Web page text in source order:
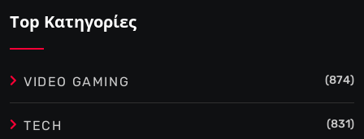
Top Κατηγορίες
VIDEO GAMING (874)
TECH (831)